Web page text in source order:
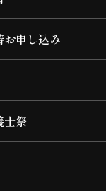
お申し込み
士祭